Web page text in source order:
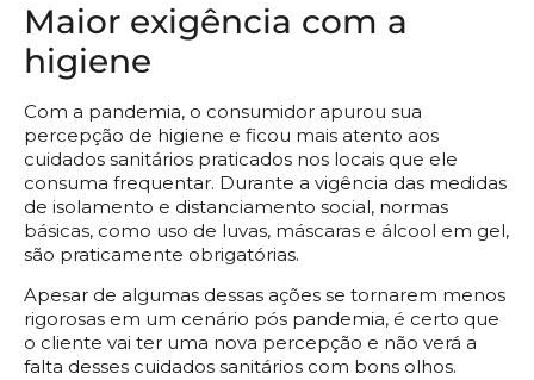
Maior exigência com a
higiene
Com a pandemia, o consumidor apurou sua
percepção de higiene e ficou mais atento aos
cuidados sanitários praticados nos locais que ele
consuma frequentar. Durante a vigência das medidas
de isolamento e distanciamento social, normas
básicas, como uso de luvas, máscaras e álcool em gel,
são praticamente obrigatórias.
Apesar de algumas dessas ações se tornarem menos
rigorosas em um cenário pós pandemia, é certo que
o cliente vai ter uma nova percepção e não verá a
falta desses cuidados sanitários com bons olhos.